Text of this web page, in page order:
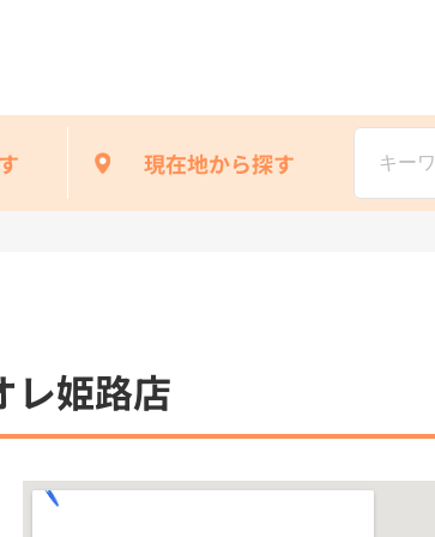
現在地から探す
レ姫路店